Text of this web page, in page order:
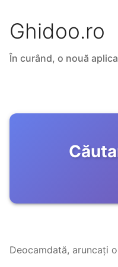
Ghidoo.ro
În curând, o nouă
Deocamdată, aruncați